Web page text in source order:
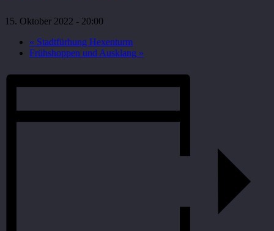
15. Oktober 2022 - 20:00
« Stadtfürhung Hexenturm
Frühshoppen und Ausklang »